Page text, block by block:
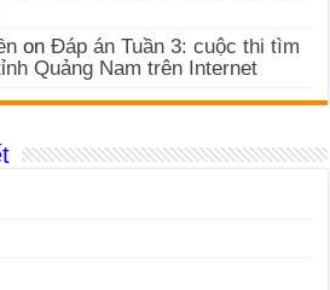
onĐáp án Tuần 3: cuộc thi tìm
Quảng Nam trên Internet